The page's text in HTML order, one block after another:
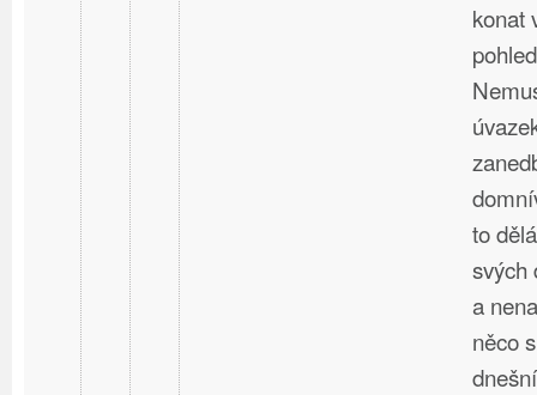
konat
to
svých
a
něco